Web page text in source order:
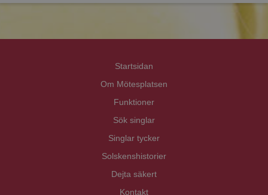
Startsidan
Om Mötesplatsen
Funktioner
Sök singlar
Singlar tycker
Solskenshistorier
Dejta säkert
Kontakt